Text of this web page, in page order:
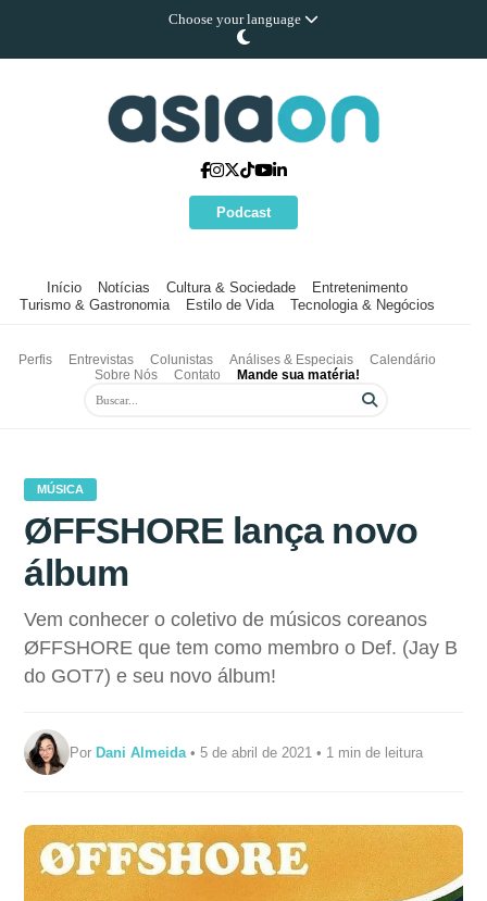
Choose your language
Podcast
Início Notícias Cultura & Sociedade
Entretenimento
Turismo & Gastronomia
Estilo de Vida Tecnologia & Negócios
Perfis Entrevistas Colunistas Análises & Especiais
Calendário
Sobre Nós
Contato Mande sua matéria!
MÚSICA
ØFFSHORE lança novo
álbum
Vem conhecer o coletivo de músicos coreanos
ØFFSHORE que tem como membro o Def. (Jay B
do GOT7) e seu novo álbum!
PorDani Almeida • 5 de abril de 2021 • 1 min de leitura